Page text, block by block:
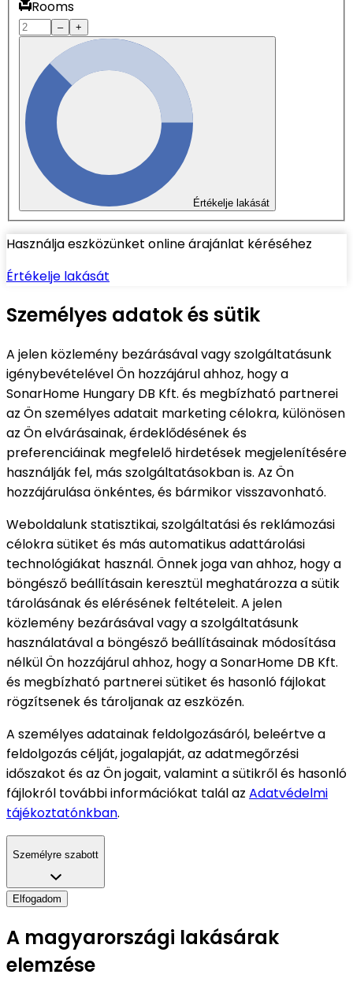
Rooms
– +
Értékelje lakását
Használja eszközünket online árajánlat kéréséhez
Értékelje lakását
Személyes adatok és sütik
A jelen közlemény bezárásával vagy szolgáltatásunk
igénybevételével Ön hozzájárul ahhoz, hogy a
SonarHome Hungary DB Kft. és megbízható partnerei
az Ön személyes adatait marketing célokra, különösen
az Ön elvárásainak, érdeklődésének és
preferenciáinak megfelelő hirdetések megjelenítésére
használják fel, más szolgáltatásokban is. Az Ön
hozzájárulása önkéntes, és bármikor visszavonható.
Weboldalunk statisztikai, szolgáltatási és reklámozási
célokra sütiket és más automatikus adattárolási
technológiákat használ. Önnek joga van ahhoz, hogy a
böngésző beállításain keresztül meghatározza a sütik
tárolásának és elérésének feltételeit. A jelen
közlemény bezárásával vagy a szolgáltatásunk
használatával a böngésző beállításainak módosítása
nélkül Ön hozzájárul ahhoz, hogy a SonarHome DB Kft.
és megbízható partnerei sütiket és hasonló fájlokat
rögzítsenek és tároljanak az eszközén.
A személyes adatainak feldolgozásáról, beleértve a
feldolgozás célját, jogalapját, az adatmegőrzési
időszakot és az Ön jogait, valamint a sütikről és hasonló
fájlokról további információkat talál az Adatvédelmi
tájékoztatónkban.
Személyre szabott
Elfogadom
A magyarországi lakásárak
elemzése